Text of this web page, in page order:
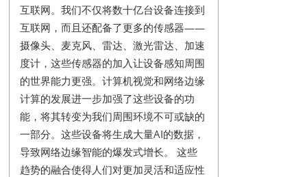
互联网。我们不仅将数十亿台设备连接到
互联网，而且还配备了更多的传感器——
摄像头、麦克风、雷达、激光雷达、加速
度计，这些传感器的加入让设备感知周围
的世界能力更强。计算机视觉和网络边缘
计算的发展进一步加强了这些设备的功
能，将其转变为我们周围环境不可或缺的
一部分。这些设备将生成大量AI的数据，
导致网络边缘智能的爆发式增长。 这些
趋势的融合使得人们对更加灵活和适应性